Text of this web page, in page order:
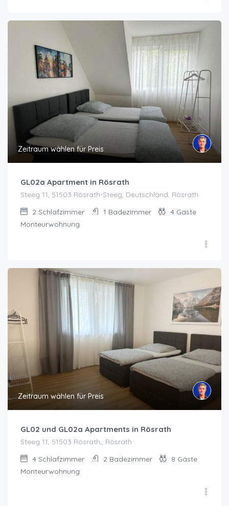
Zeitraum wählen für Preis
GL02a Apartment in Rösrath
Steeg 11, 51503 Rösrath-Steeg, Deutschland, Rösrath
2 Schlafzimmer 1 Badezimmer 4 Gäste
Monteurwohnung
Zeitraum wählen für Preis
GL02 und GL02a Apartments in Rösrath
Steeg 11, 51503 Rösrath,, Rösrath
4 Schlafzimmer 2 Badezimmer 8 Gäste
Monteurwohnung